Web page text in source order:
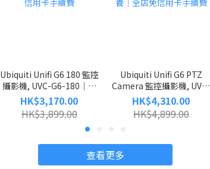
Ubiquiti Unifi G6 180 監控
攝影機, UVC-G6-180｜一
年香港行貨保養｜全店免信
用卡手續費
HK$3,170.00
HK$3,899.00
Ubiquiti Unifi G6 PTZ
Camera 監控攝影機, UVC-
G6-PTZ｜一年香港行貨保
養｜全店免信用卡手續費
HK$4,310.00
HK$4,899.00
查看更多